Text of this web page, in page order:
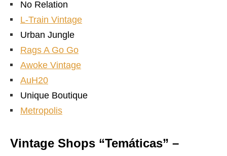
No Relation
L-Train Vintage
Urban Jungle
Rags A Go Go
Awoke Vintage
AuH20
Unique Boutique
Metropolis
Vintage Shops “Temáticas” –